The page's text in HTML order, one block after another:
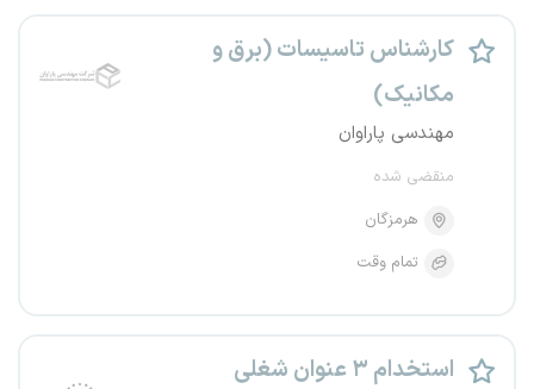
کارشناس تاسیسات (برق و
مکانیک)
مهندسی پاراوان
منقضی شده
هرمزگان
تمام وقت
استخدام ۳ عنوان شغلی